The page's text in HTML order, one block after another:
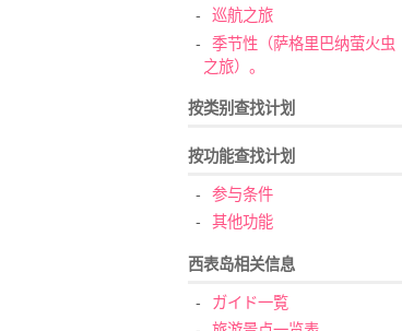
巡航之旅
季节性（萨格里巴纳萤火虫
之旅）。
按类别查找计划
按功能查找计划
参与条件
其他功能
西表岛相关信息
ガイド一覧